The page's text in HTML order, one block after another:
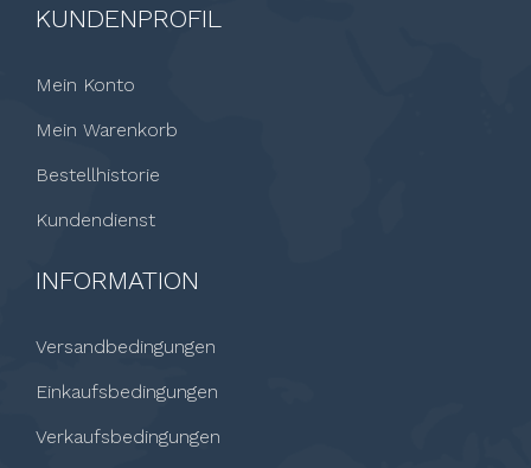
KUNDENPROFIL
Mein Konto
Mein Warenkorb
Bestellhistorie
Kundendienst
INFORMATION
Versandbedingungen
Einkaufsbedingungen
Verkaufsbedingungen